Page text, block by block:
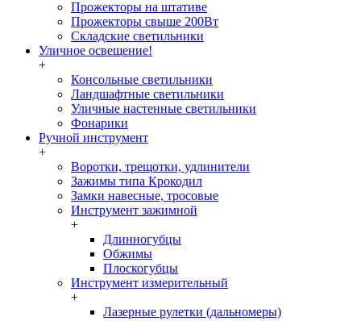
Прожекторы на штативе
Прожекторы свыше 200Вт
Складские светильники
Уличное освещение!
+
Консольные светильники
Ландшафтные светильники
Уличные настенные светильники
Фонарики
Ручной инструмент
+
Воротки, трещотки, удлинители
Зажимы типа Крокодил
Замки навесные, тросовые
Инструмент зажимной
+
Длинногубцы
Обжимы
Плоскогубцы
Инструмент измерительный
+
Лазерные рулетки (дальномеры)